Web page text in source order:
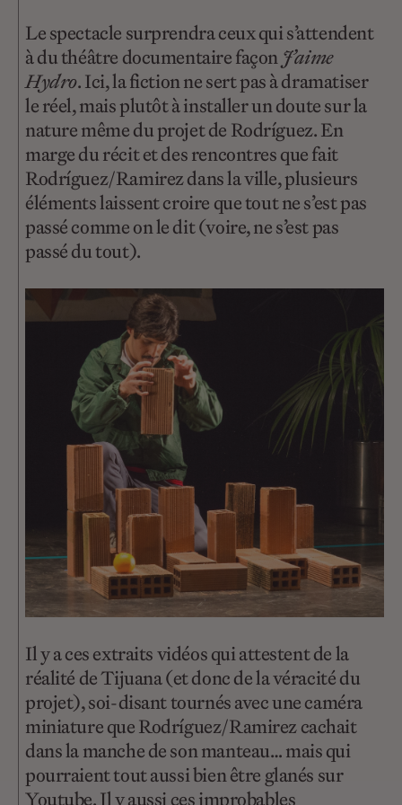
Le spectacle surprendra ceux qui s’attendent
à du théâtre documentaire façon J’aime
Hydro. Ici, la fiction ne sert pas à dramatiser
le réel, mais plutôt à installer un doute sur la
nature même du projet de Rodríguez. En
marge du récit et des rencontres que fait
Rodríguez/Ramirez dans la ville, plusieurs
éléments laissent croire que tout ne s’est pas
passé comme on le dit (voire, ne s’est pas
passé du tout).
Il y a ces extraits vidéos qui attestent de la
réalité de Tijuana (et donc de la véracité du
projet), soi-disant tournés avec une caméra
miniature que Rodríguez/Ramirez cachait
dans la manche de son manteau… mais qui
pourraient tout aussi bien être glanés sur
Youtube. Il y aussi ces improbables